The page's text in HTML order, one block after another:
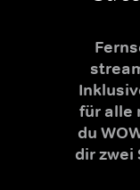
für alle
du
dir zwei